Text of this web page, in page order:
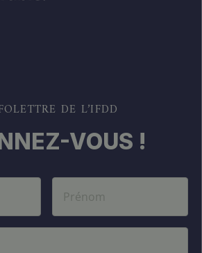
DE L’IFDD
VOUS !